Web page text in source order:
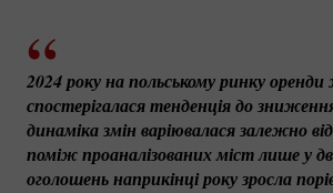
2024 року на польському ринку
спостерігалася тенденція до
динаміка змін варіювалася залежно від
поміж проаналізованих міст лише у
оголошень наприкінці року зросла